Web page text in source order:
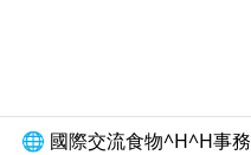
🌐 國際交流食物^H^H事